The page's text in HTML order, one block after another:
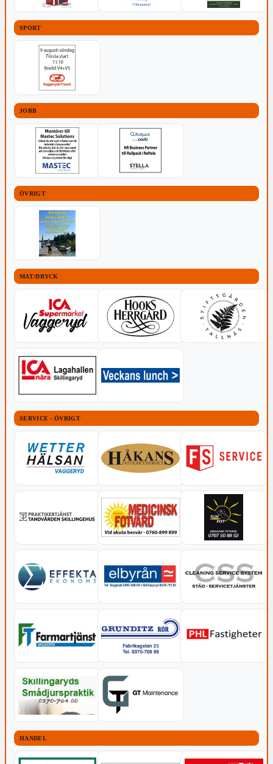
SPORT
JOBB
ÖVRIGT
MAT/DRYCK
SERVICE - ÖVRIGT
HANDEL